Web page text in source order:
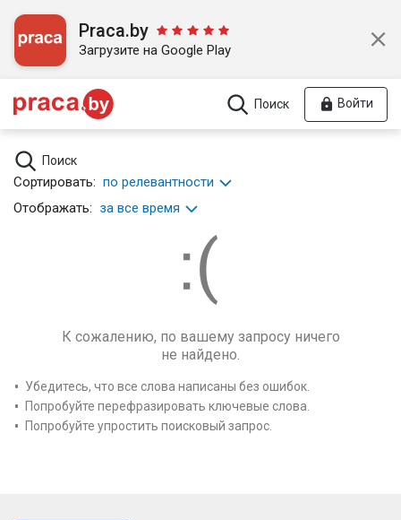
Praca.by
Загрузите на Google Play
Поиск Войти
Поиск
Сортировать: по релевантности
Отображать: за все время
К сожалению, по вашему запросу ничего
не найдено.
Убедитесь, что все слова написаны без ошибок.
Попробуйте перефразировать ключевые слова.
Попробуйте упростить поисковый запрос.